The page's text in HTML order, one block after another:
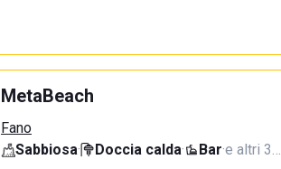
MetaBeach
Fano
Sabbiosa· Doccia calda· Bar·e altri 3…